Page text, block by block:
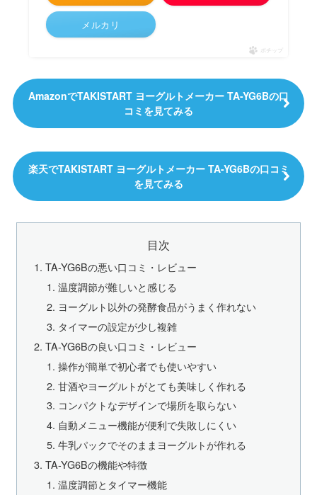
メルカリ
ポチップ
AmazonでTAKISTART ヨーグルトメーカー TA-YG6Bの口
コミを見てみる
楽天でTAKISTART ヨーグルトメーカー TA-YG6Bの口コミ
を見てみる
目次
‎TA-YG6Bの悪い口コミ・レビュー
温度調節が難しいと感じる
ヨーグルト以外の発酵食品がうまく作れない
タイマーの設定が少し複雑
‎TA-YG6Bの良い口コミ・レビュー
操作が簡単で初心者でも使いやすい
甘酒やヨーグルトがとても美味しく作れる
コンパクトなデザインで場所を取らない
自動メニュー機能が便利で失敗しにくい
牛乳パックでそのままヨーグルトが作れる
‎TA-YG6Bの機能や特徴
温度調節とタイマー機能